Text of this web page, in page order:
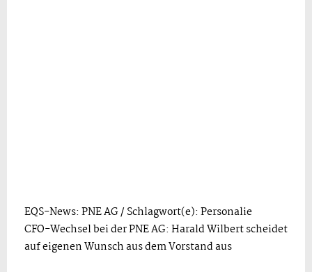
EQS-News: PNE AG / Schlagwort(e): Personalie
CFO-Wechsel bei der PNE AG: Harald Wilbert scheidet
auf eigenen Wunsch aus dem Vorstand aus